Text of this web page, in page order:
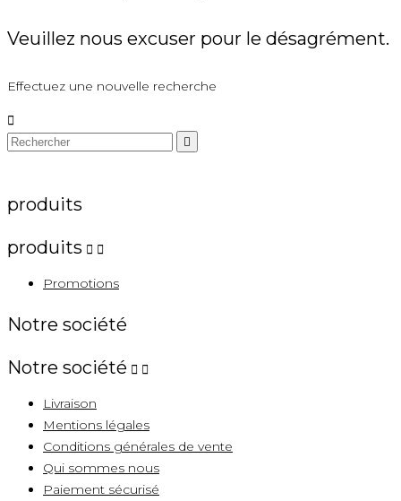
Veuillez nous excuser pour le désagrément.
Effectuez une nouvelle recherche


produits
produits  
Promotions
Notre société
Notre société  
Livraison
Mentions légales
Conditions générales de vente
Qui sommes nous
Paiement sécurisé